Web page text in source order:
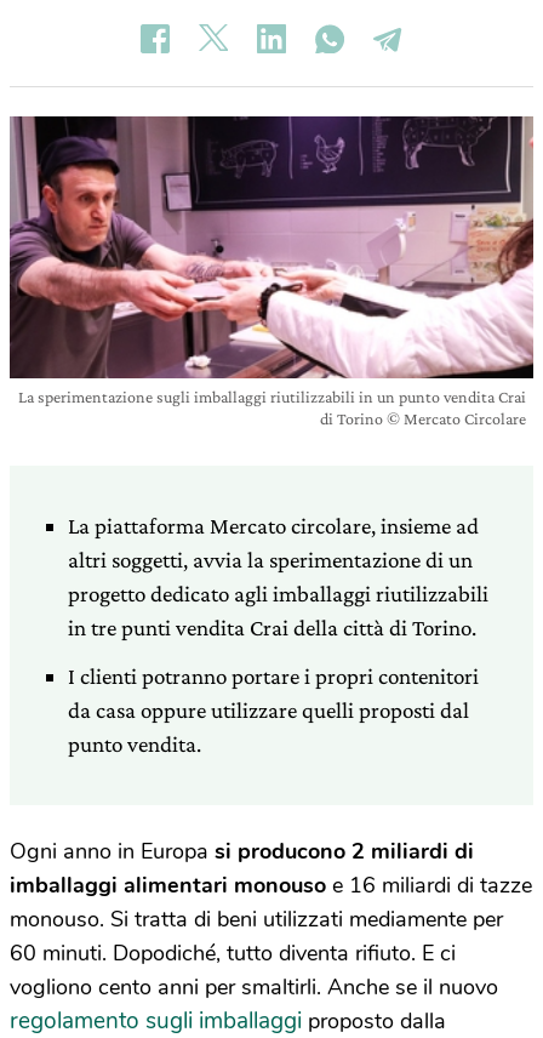
La sperimentazione sugli imballaggi riutilizzabili in un punto vendita Crai
di Torino © Mercato Circolare
La piattaforma Mercato circolare, insieme ad
altri soggetti, avvia la sperimentazione di un
progetto dedicato agli imballaggi riutilizzabili
in tre punti vendita Crai della città di Torino.
I clienti potranno portare i propri contenitori
da casa oppure utilizzare quelli proposti dal
punto vendita.
Ogni anno in Europa si producono 2 miliardi di
imballaggi alimentari monouso e 16 miliardi di tazze
monouso. Si tratta di beni utilizzati mediamente per
60 minuti. Dopodiché, tutto diventa rifiuto. E ci
vogliono cento anni per smaltirli. Anche se il nuovo
regolamento sugli imballaggi proposto dalla